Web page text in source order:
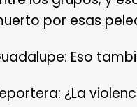
por esas
Eso
¿La